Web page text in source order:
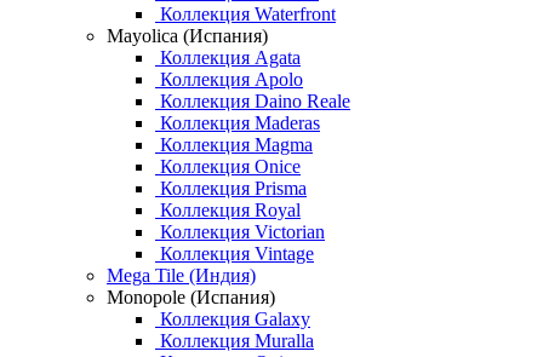
Коллекция Waterfront
Mayolica (Испания)
Коллекция Agata
Коллекция Apolo
Коллекция Daino Reale
Коллекция Maderas
Коллекция Magma
Коллекция Onice
Коллекция Prisma
Коллекция Royal
Коллекция Victorian
Коллекция Vintage
Mega Tile (Индия)
Monopole (Испания)
Коллекция Galaxy
Коллекция Muralla